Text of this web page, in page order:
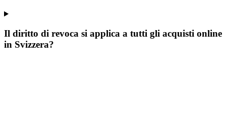
Il diritto di revoca si applica a tutti gli acquisti online
in Svizzera?